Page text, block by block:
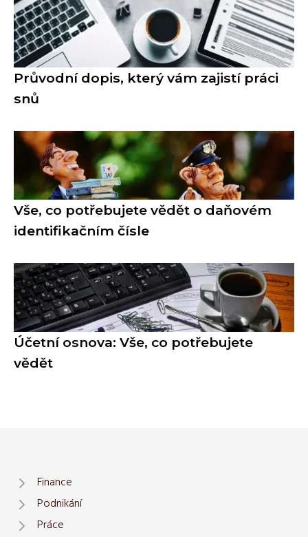
Průvodní dopis, který vám zajistí práci
snů
Vše, co potřebujete vědět o daňovém
identifikačním čísle
Účetní osnova: Vše, co potřebujete
vědět
Finance
Podnikání
Práce